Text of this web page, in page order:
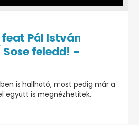
Pál István
feledd! –
is hallható, most pedig már a
együtt is megnézhetitek.